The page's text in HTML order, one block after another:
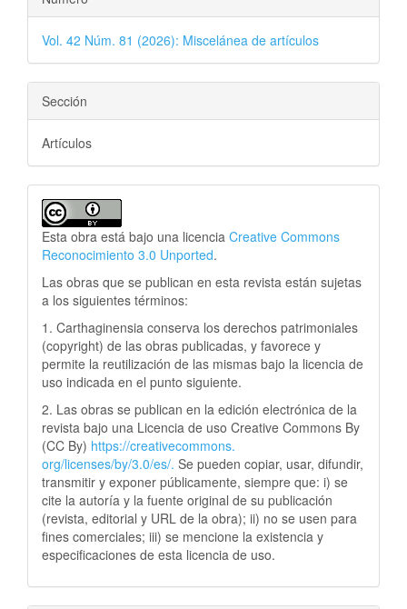
Vol. 42 Núm. 81 (2026): Miscelánea de artículos
Sección
Artículos
Esta obra está bajo una licencia Creative Commons
Reconocimiento 3.0 Unported.
Las obras que se publican en esta revista están sujetas
a los siguientes términos:
1. Carthaginensia conserva los derechos patrimoniales
(copyright) de las obras publicadas, y favorece y
permite la reutilización de las mismas bajo la licencia de
uso indicada en el punto siguiente.
2. Las obras se publican en la edición electrónica de la
revista bajo una Licencia de uso Creative Commons By
(CC By) https://creativecommons.
org/licenses/by/3.0/es/. Se pueden copiar, usar, difundir,
transmitir y exponer públicamente, siempre que: i) se
cite la autoría y la fuente original de su publicación
(revista, editorial y URL de la obra); ii) no se usen para
fines comerciales; iii) se mencione la existencia y
especificaciones de esta licencia de uso.